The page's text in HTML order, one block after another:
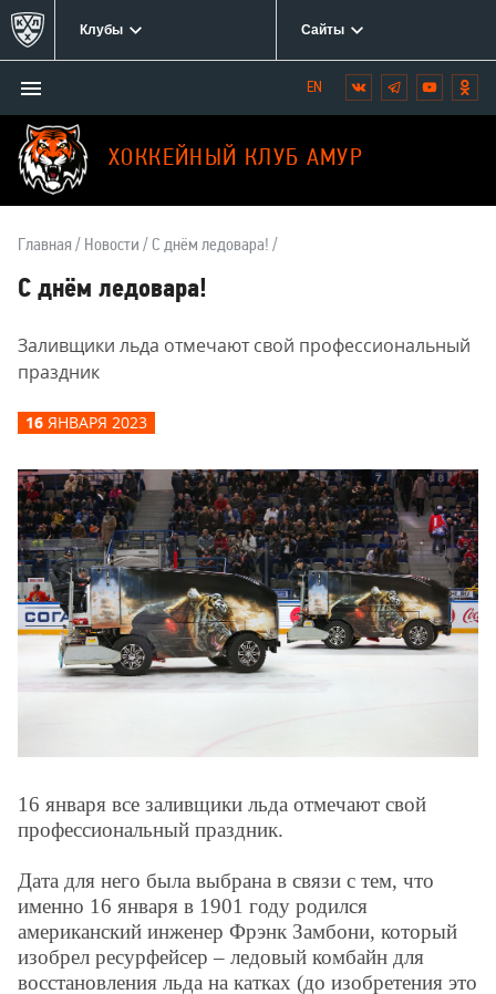
Клубы Сайты
ХОККЕЙНЫЙ КЛУБ АМУР
Открыть/
закрыть
меню
Мы
в
социальных
сетях:
Вконтакте
Telegram
YouTube
Главная Новости С днём ледовара!
С днём ледовара!
Заливщики льда отмечают свой профессиональный
праздник
16 ЯНВАРЯ 2023
16 января все заливщики льда отмечают свой
профессиональный праздник.
Дата для него была выбрана в связи с тем, что
именно 16 января в 1901 году родился
американский инженер Фрэнк Замбони, который
изобрел ресурфейсер – ледовый комбайн для
восстановления льда на катках (до изобретения это